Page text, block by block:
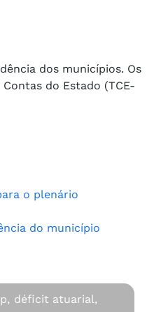
dos municípios. Os
do Estado (TCE-
o plenário
do município
déficit atuarial,